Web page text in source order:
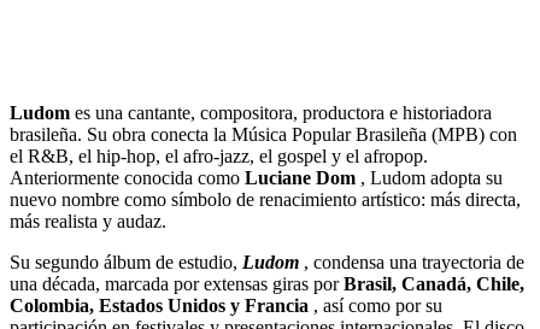
Ludom es una cantante, compositora, productora e historiadora
brasileña. Su obra conecta la Música Popular Brasileña (MPB) con
el R&B, el hip-hop, el afro-jazz, el gospel y el afropop.
Anteriormente conocida como Luciane Dom , Ludom adopta su
nuevo nombre como símbolo de renacimiento artístico: más directa,
más realista y audaz.
Su segundo álbum de estudio, Ludom , condensa una trayectoria de
una década, marcada por extensas giras porBrasil, Canadá, Chile,
Colombia, Estados Unidos y Francia , así como por su